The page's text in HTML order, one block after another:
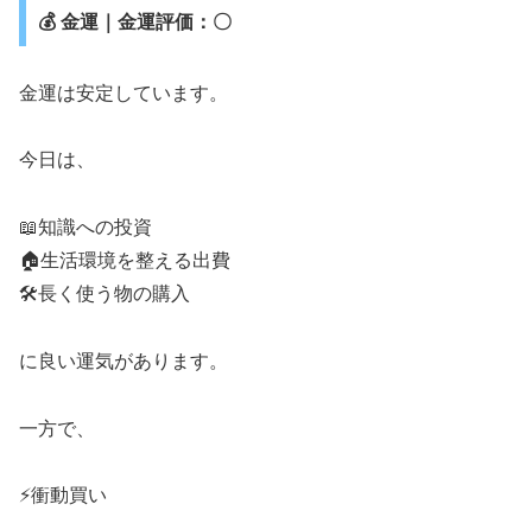
💰 金運｜金運評価：〇
金運は安定しています。
今日は、
📖知識への投資
🏠生活環境を整える出費
🛠長く使う物の購入
に良い運気があります。
一方で、
⚡衝動買い